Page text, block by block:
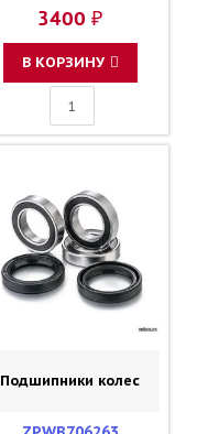
3400 ₽
В КОРЗИНУ
Подшипники колес